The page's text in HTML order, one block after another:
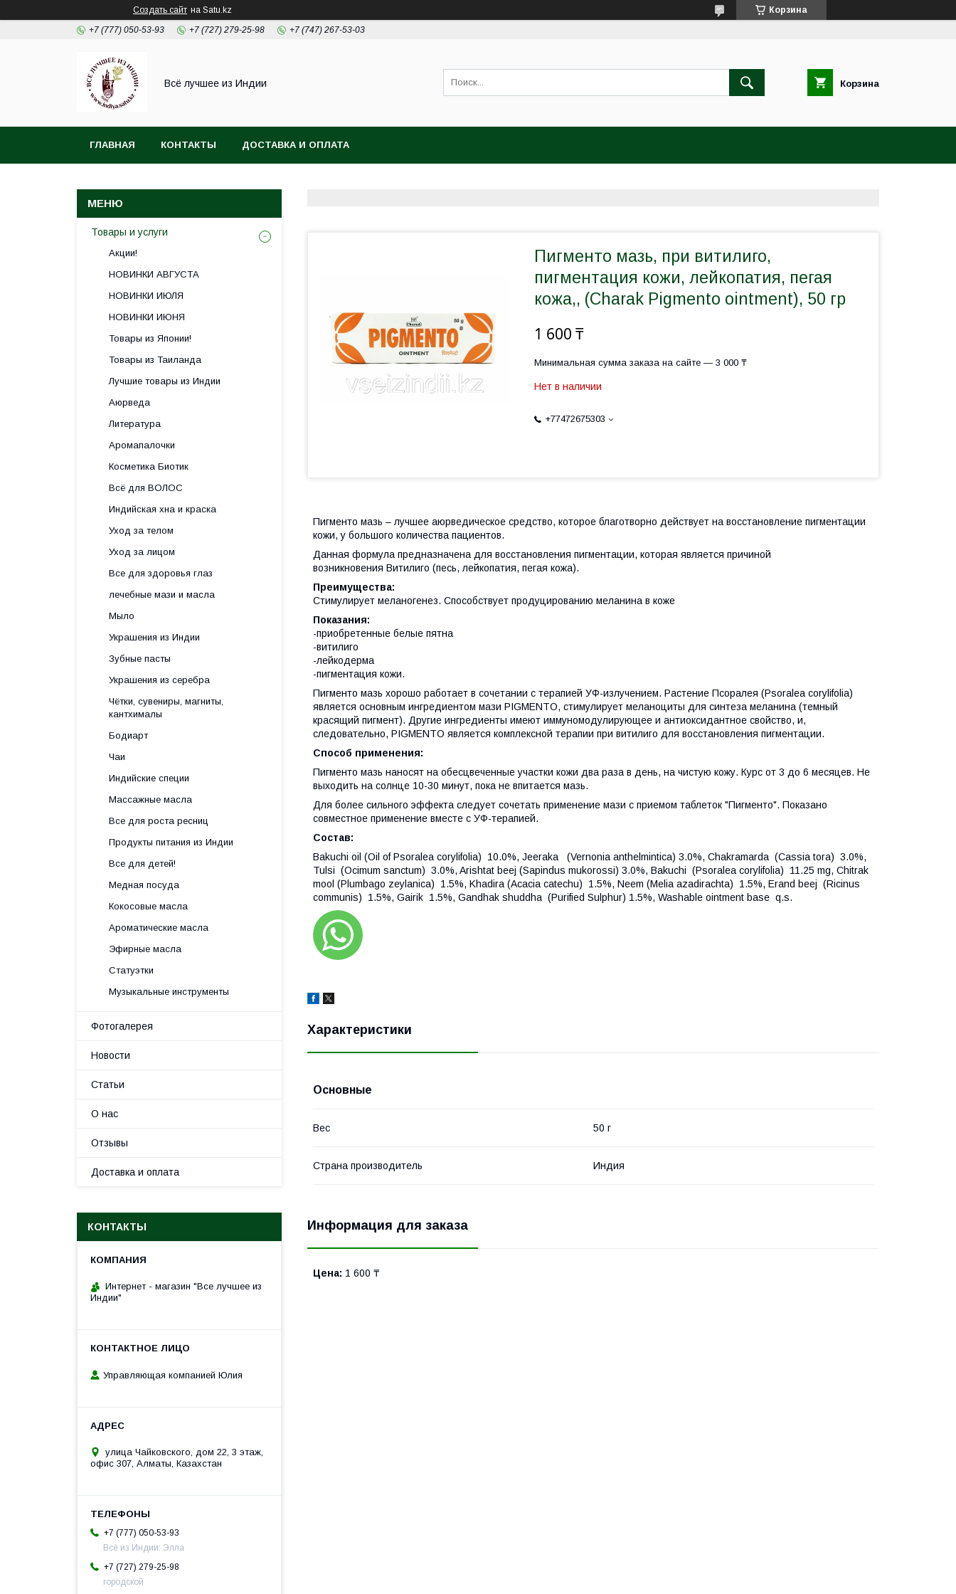
Создать сайт на Satu.kz Корзина
+7 (777) 050-53-93 +7 (727) 279-25-98 +7 (747) 267-53-03
Всё лучшее из Индии Корзина
ГЛАВНАЯ КОНТАКТЫ ДОСТАВКА И ОПЛАТА
Пигменто мазь, при витилиго,
пигментация кожи, лейкопатия, пегая
кожа,, (Charak Pigmento ointment), 50 гр
1 600 ₸
Минимальная сумма заказа на сайте — 3 000 ₸
Нет в наличии
+77472675303
Пигменто мазь – лучшее аюрведическое средство, которое благотворно действует на восстановление пигментации
кожи, у большого количества пациентов.
Данная формула предназначена для восстановления пигментации, которая является причиной
возникновения Витилиго (песь, лейкопатия, пегая кожа).
Преимущества:
Стимулирует меланогенез. Способствует продуцированию меланина в коже
Показания:
-приобретенные белые пятна
-витилиго
-лейкодерма
-пигментация кожи.
Пигменто мазь хорошо работает в сочетании с терапией УФ-излучением. Растение Псоралея (Psoralea corylifolia)
является основным ингредиентом мази PIGMENTO, стимулирует меланоциты для синтеза меланина (темный
красящий пигмент). Другие ингредиенты имеют иммуномодулирующее и антиоксидантное свойство, и,
следовательно, PIGMENTO является комплексной терапии при витилиго для восстановления пигментации.
Способ применения:
Пигменто мазь наносят на обесцвеченные участки кожи два раза в день, на чистую кожу. Курс от 3 до 6 месяцев. Не
выходить на солнце 10-30 минут, пока не впитается мазь.
Для более сильного эффекта следует сочетать применение мази с приемом таблеток "Пигменто". Показано
совместное применение вместе с УФ-терапией.
Состав:
Bakuchi oil (Oil of Psoralea corylifolia) 10.0%, Jeeraka (Vernonia anthelmintica) 3.0%, Chakramarda (Cassia tora) 3.0%,
Tulsi (Ocimum sanctum) 3.0%, Arishtat beej (Sapindus mukorossi) 3.0%, Bakuchi (Psoralea corylifolia) 11.25 mg, Chitrak
mool (Plumbago zeylanica) 1.5%, Khadira (Acacia catechu) 1.5%, Neem (Melia azadirachta) 1.5%, Erand beej (Ricinus
communis) 1.5%, Gairik 1.5%, Gandhak shuddha (Purified Sulphur) 1.5%, Washable ointment base q.s.
Характеристики
Основные
Вес 50 г
Страна производитель Индия
Информация для заказа
Цена: 1 600 ₸
Товары и услуги
Акции!
НОВИНКИ АВГУСТА
НОВИНКИ ИЮЛЯ
НОВИНКИ ИЮНЯ
Товары из Японии!
Товары из Таиланда
Лучшие товары из Индии
Аюрведа
Литература
Аромапалочки
Косметика Биотик
Всё для ВОЛОС
Индийская хна и краска
Уход за телом
Уход за лицом
Все для здоровья глаз
лечебные мази и масла
Мыло
Украшения из Индии
Зубные пасты
Украшения из серебра
Чётки, сувениры, магниты,
кантхималы
Бодиарт
Чаи
Индийские специи
Массажные масла
Все для роста ресниц
Продукты питания из Индии
Все для детей!
Медная посуда
Кокосовые масла
Ароматические масла
Эфирные масла
Статуэтки
Музыкальные инструменты
Фотогалерея
Новости
Статьи
О нас
Отзывы
Доставка и оплата
КОНТАКТЫ
Интернет - магазин "Все лучшее из
Индии"
Управляющая компанией Юлия
улица Чайковского, дом 22, 3 этаж,
офис 307, Алматы, Казахстан
+7 (777) 050-53-93
Всё из Индии: Элла
+7 (727) 279-25-98
городской